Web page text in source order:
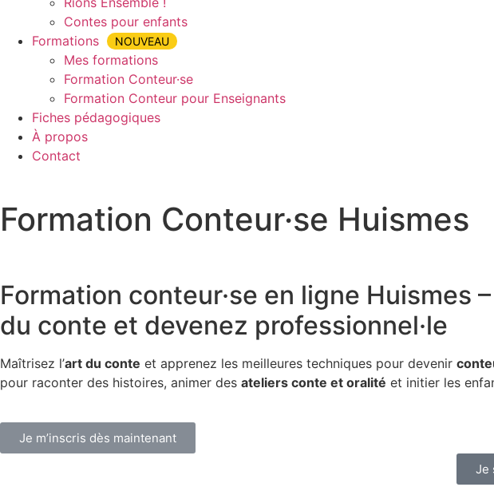
Contes pour enfants
Formations
NOUVEAU
Mes formations
Formation Conteur·se
Formation Conteur pour Enseignants
Fiches pédagogiques
À propos
Contact
Formation Conteur·se Huismes
Formation conteur·se en ligne Huismes
du conte et devenez professionnel·le
Maîtrisez l’art du conte et apprenez les meilleures techniques pour devenir
pour raconter des histoires, animer des ateliers conte et oralité et initier les
Je m’inscris dès maintenant
Je